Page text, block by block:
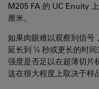
M205 FA 的 UC Enuity
厘米。
如果肉眼难以观察到信号
延长到 ½ 秒或更长的时
强度是否足以在超薄切片
这在很大程度上取决于样